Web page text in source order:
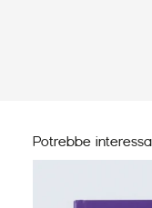
Potrebbe